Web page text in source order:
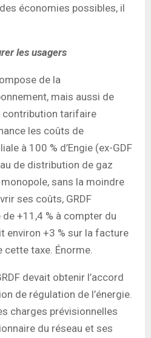
des économies possibles, il
les usagers
de la
mais aussi de
tarifaire
les coûts de
à 100 % d’Engie (ex-GDF
de distribution de gaz
sans la moindre
ses coûts, GRDF
+11,4 % à compter du
environ +3 % sur la facture
taxe. Énorme.
devait obtenir l’accord
de régulation de l’énergie.
charges prévisionnelles
du réseau et ses